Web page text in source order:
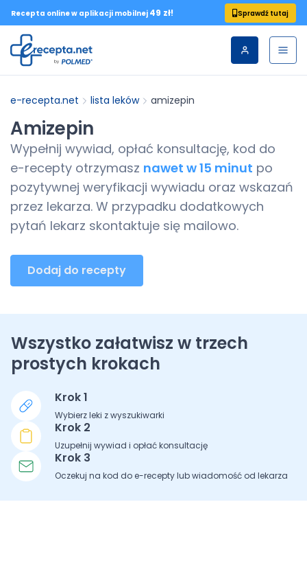
Recepta online w aplikacji mobilnej 49 zł! Sprawdź tutaj
e-recepta.net lista leków amizepin
Amizepin
Wypełnij wywiad, opłać konsultację, kod do
e-recepty otrzymasz nawet w 15 minut po
pozytywnej weryfikacji wywiadu oraz wskazań
przez lekarza. W przypadku dodatkowych
pytań lekarz skontaktuje się mailowo.
Dodaj do recepty
Wszystko załatwisz w trzech
prostych krokach
Krok 1
Wybierz leki z wyszukiwarki
Krok 2
Uzupełnij wywiad i opłać konsultację
Krok 3
Oczekuj na kod do e-recepty lub wiadomość od lekarza